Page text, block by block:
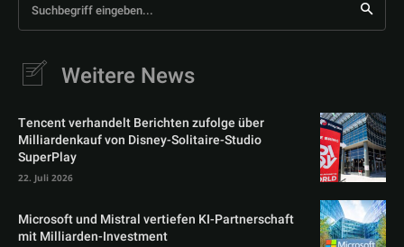
Suchbegriff eingeben...
Weitere News
Tencent verhandelt Berichten zufolge über
Milliardenkauf von Disney-Solitaire-Studio
SuperPlay
22. Juli 2026
Microsoft und Mistral vertiefen KI-Partnerschaft
mit Milliarden-Investment